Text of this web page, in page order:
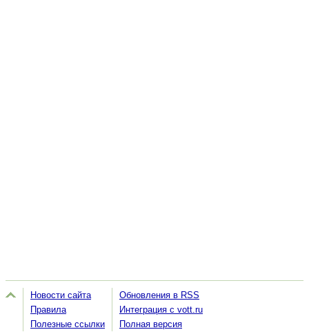
Новости сайта
Правила
Полезные ссылки
Обновления в RSS
Интеграция с vott.ru
Полная версия